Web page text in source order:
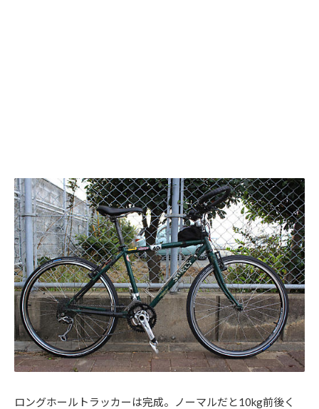
ロングホールトラッカーは完成。ノーマルだと10kg前後く